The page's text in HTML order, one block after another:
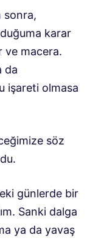
sonra,
karar
ve macera.
da
işareti olmasa
söz
günlerde bir
Sanki dalga
ya da yavaş